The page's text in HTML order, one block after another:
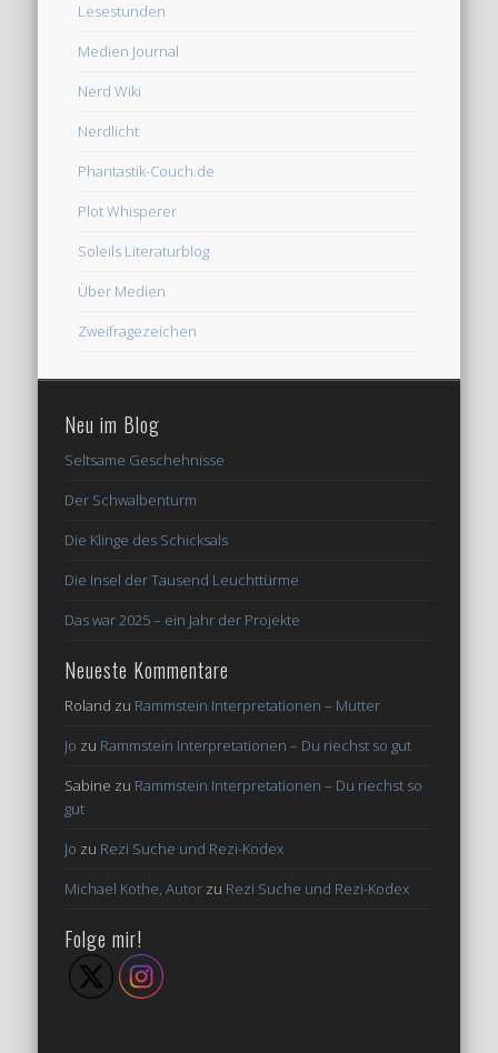
Lesestunden
Medien Journal
Nerd Wiki
Nerdlicht
Phantastik-Couch.de
Plot Whisperer
Soleils Literaturblog
Über Medien
Zweifragezeichen
Neu im Blog
Seltsame Geschehnisse
Der Schwalbenturm
Die Klinge des Schicksals
Die Insel der Tausend Leuchttürme
Das war 2025 – ein Jahr der Projekte
Neueste Kommentare
Roland zu Rammstein Interpretationen – Mutter
Jo zu Rammstein Interpretationen – Du riechst so gut
Sabine zu Rammstein Interpretationen – Du riechst so
gut
Jo zu Rezi Suche und Rezi-Kodex
Michael Kothe, Autor zu Rezi Suche und Rezi-Kodex
Folge mir!